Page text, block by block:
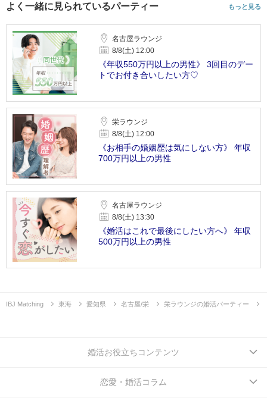
よく一緒に見られているパーティー もっと見る
名古屋ラウンジ
8/8(土) 12:00
《年収550万円以上の男性》 3回目のデー
トでお付き合いしたい方♡
栄ラウンジ
8/8(土) 12:00
《お相手の婚姻歴は気にしない方》 年収
700万円以上の男性
名古屋ラウンジ
8/8(土) 13:30
《婚活はこれで最後にしたい方へ》 年収
500万円以上の男性
IBJ Matching 東海 愛知県 名古屋/栄 栄ラウンジの婚活パーティー
婚活お役立ちコンテンツ
恋愛・婚活コラム